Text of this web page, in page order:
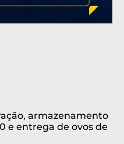
armazenamento
e entrega de ovos de